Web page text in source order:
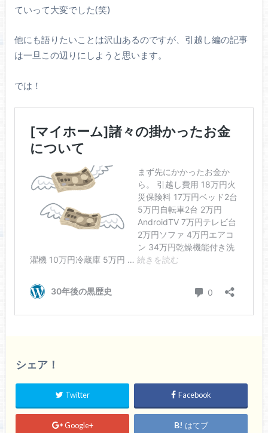
ていって大変でした(笑)
他にも語りたいことは沢山あるのですが、引越し編の記事
は一旦この辺りにしようと思います。
では！
シェア！
Twitter Facebook
Google+ はてブ